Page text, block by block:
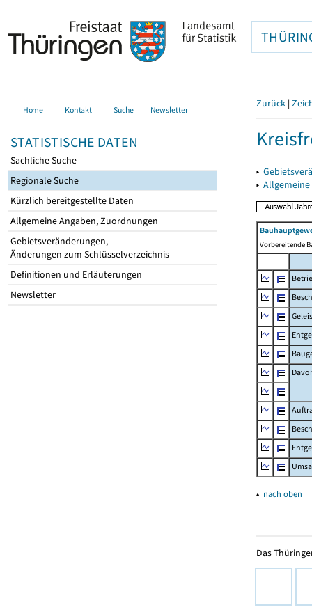
Home Kontakt Suche Newsletter
STATISTISCHE DATEN
Sachliche Suche
Regionale Suche
Kürzlich bereitgestellte Daten
Allgemeine Angaben, Zuordnungen
Gebietsveränderungen,
Änderungen zum Schlüsselverzeichnis
Definitionen und Erläuterungen
Newsletter
Zurück |
▸
▸
Vorbereitende
▴ nach oben
Das